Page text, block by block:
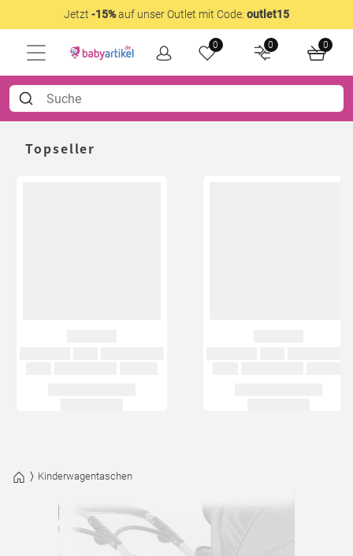
Jetzt -15%auf unser Outlet mit Code: outlet15
0 0 0
Topseller
Kinderwagentaschen